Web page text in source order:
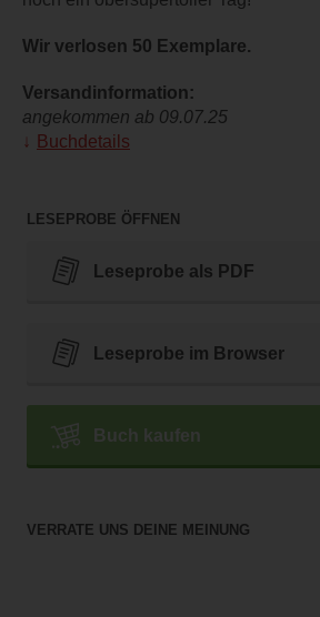
Wir verlosen 50 Exemplare.
Versandinformation:
angekommen ab 09.07.25
Buchdetails
LESEPROBE ÖFFNEN
Leseprobe als PDF
Leseprobe im Browser
Buch kaufen
VERRATE UNS DEINE MEINUNG